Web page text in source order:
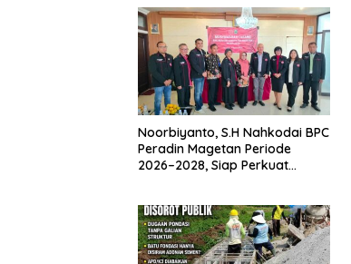
Noorbiyanto, S.H Nahkodai BPC
Peradin Magetan Periode
2026–2028, Siap Perkuat